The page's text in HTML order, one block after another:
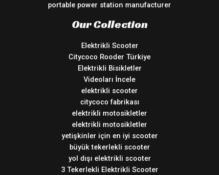
portable power station manufacturer
Our Collection
Elektrikli Scooter
Citycoco Rooder Türkiye
Elektrikli Bisikletler
Videoları İncele
elektrikli scooter
citycoco fabrikası
elektrikli motosikletler
elektrikli motosikletler
yetişkinler için en iyi scooter
büyük tekerlekli scooter
yol dışı elektrikli scooter
3 Tekerlekli Elektrikli Scooter